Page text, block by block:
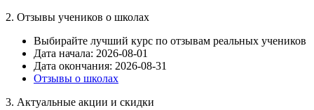
2. Отзывы учеников о школах
Выбирайте лучший курс по отзывам реальных учеников
Дата начала: 2026-08-01
Дата окончания: 2026-08-31
Отзывы о школах
3. Актуальные акции и скидки